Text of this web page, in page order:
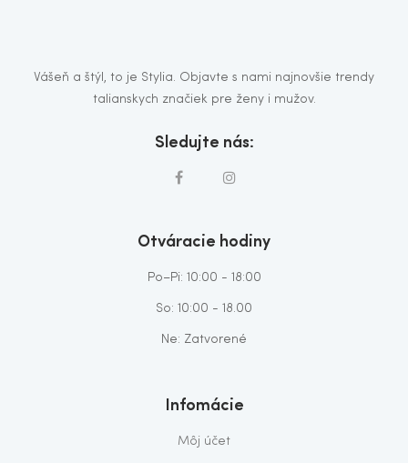
Vášeň a štýl, to je Stylia. Objavte s nami najnovšie trendy
talianskych značiek pre ženy i mužov.
Sledujte nás:
Otváracie hodiny
Po–Pi: 10:00 - 18:00
So: 10:00 - 18.00
Ne: Zatvorené
Infomácie
Môj účet